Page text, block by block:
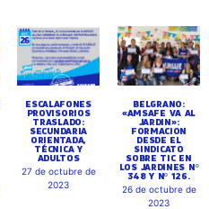
ESCALAFONES
PROVISORIOS
TRASLADO:
SECUNDARIA
ORIENTADA,
TÉCNICA Y
ADULTOS
27 de octubre de
2023
BELGRANO:
«AMSAFE VA AL
JARDIN»:
FORMACION
DESDE EL
SINDICATO
SOBRE TIC EN
LOS JARDINES Nº
348 Y Nº 126.
26 de octubre de
2023